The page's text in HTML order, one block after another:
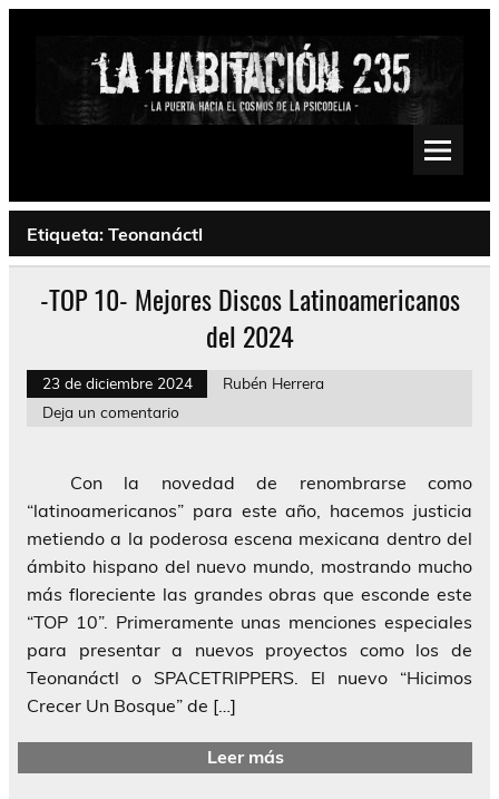
Saltar
Psychedelic, Stoner, Doom, Sludge, Fuzz, Space, Drone
Etiqueta: Teonanáctl
-TOP 10- Mejores Discos Latinoamericanos
del 2024
23 de diciembre 2024
Rubén Herrera
Deja un comentario
Con la novedad de renombrarse como
“latinoamericanos” para este año, hacemos justicia
metiendo a la poderosa escena mexicana dentro del
ámbito hispano del nuevo mundo, mostrando mucho
más floreciente las grandes obras que esconde este
“TOP 10”. Primeramente unas menciones especiales
para presentar a nuevos proyectos como los de
Teonanáctl o SPACETRIPPERS. El nuevo “Hicimos
Crecer Un Bosque” de […]
Leer más